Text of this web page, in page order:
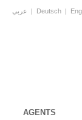
عربي | Deutsch |
AGENTS